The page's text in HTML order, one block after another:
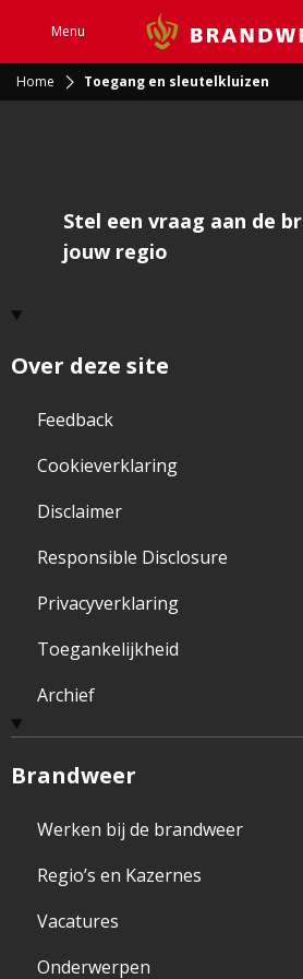
Menu
Home Toegang en sleutelkluizen
Over deze site
Feedback
Cookieverklaring
Disclaimer
Responsible Disclosure
Privacyverklaring
Toegankelijkheid
Archief
Brandweer
Werken bij de brandweer
Regio’s en Kazernes
Vacatures
Onderwerpen
Stel een vraag aan de
jouw regio